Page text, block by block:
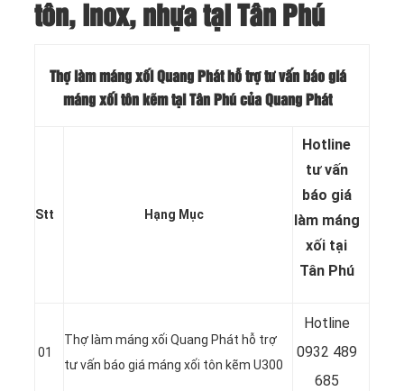
tôn, inox, nhựa tại Tân Phú
Thợ làm máng xối Quang Phát hỗ trợ tư vấn báo giá
máng xối tôn kẽm tại Tân Phú của Quang Phát
Stt Hạng Mục
Hotline
tư vấn
báo giá
làm máng
xối tại
Tân Phú
01
Thợ làm máng xối Quang Phát hỗ trợ
tư vấn báo giá máng xối tôn kẽm U300
Hotline
0932 489
685